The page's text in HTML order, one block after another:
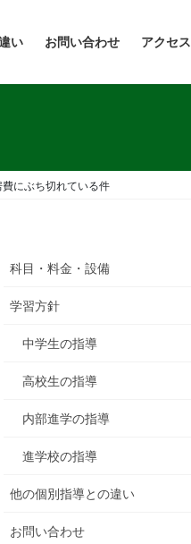
い お問い合わせ アクセス
にぶち切れている件
科目・料金・設備
学習方針
中学生の指導
高校生の指導
内部進学の指導
進学校の指導
他の個別指導との違い
お問い合わせ